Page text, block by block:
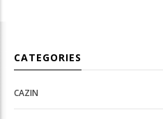
CATEGORIES
CAZIN